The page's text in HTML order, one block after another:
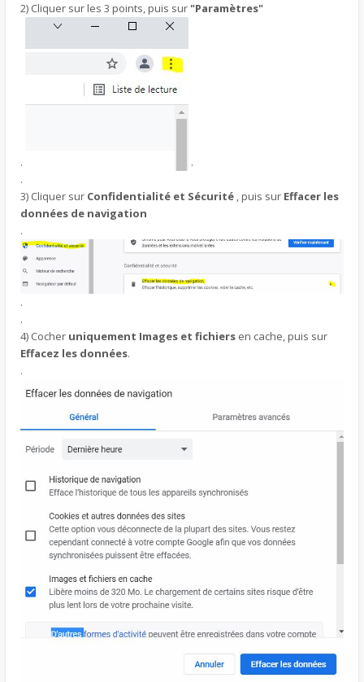
2) Cliquer sur les 3 points, puis sur "Paramètres"
.
.
.
3) Cliquer sur Confidentialité et Sécurité , puis sur Effacer les
données de navigation
.
.
.
4) Cocher uniquement Images et fichiers en cache, puis sur
Effacez les données.
.